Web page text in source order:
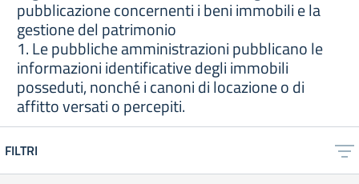
pubblicazione concernenti i beni immobili e la
gestione del patrimonio
1. Le pubbliche amministrazioni pubblicano le
informazioni identificative degli immobili
posseduti, nonché i canoni di locazione o di
affitto versati o percepiti.
FILTRI